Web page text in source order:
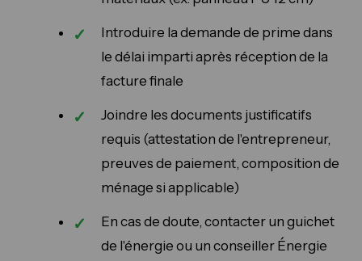
Introduire la demande de prime dans
le délai imparti après réception de la
facture finale
Joindre les documents justificatifs
requis (attestation de l'entrepreneur,
preuves de paiement, composition de
ménage si applicable)
En cas de doute, contacter un guichet
de l'énergie ou un conseiller Énergie